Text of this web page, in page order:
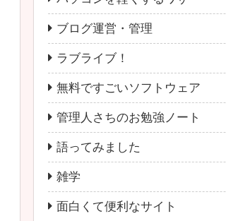
ブログ運営・管理
ラブライブ！
無料ですごいソフトウェア
管理人さちのお勉強ノート
語ってみました
雑学
面白くて便利なサイト